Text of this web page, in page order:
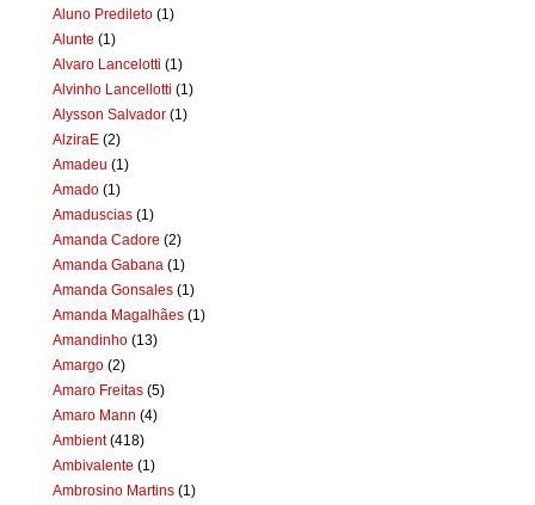
Aluno Predileto (1)
Alunte (1)
Alvaro Lancelotti (1)
Alvinho Lancellotti (1)
Alysson Salvador (1)
AlziraE (2)
Amadeu (1)
Amado (1)
Amaduscias (1)
Amanda Cadore (2)
Amanda Gabana (1)
Amanda Gonsales (1)
Amanda Magalhães (1)
Amandinho (13)
Amargo (2)
Amaro Freitas (5)
Amaro Mann (4)
Ambient (418)
Ambivalente (1)
Ambrosino Martins (1)